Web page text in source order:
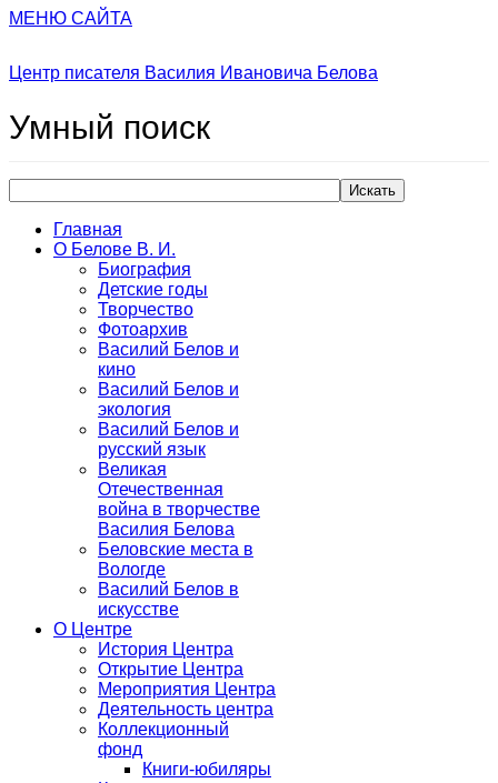
МЕНЮ САЙТА
Центр писателя Василия Ивановича Белова
Умный поиск
Искать
Главная
О Белове В. И.
Биография
Детские годы
Творчество
Фотоархив
Василий Белов и
кино
Василий Белов и
экология
Василий Белов и
русский язык
Великая
Отечественная
война в творчестве
Василия Белова
Беловские места в
Вологде
Василий Белов в
искусстве
О Центре
История Центра
Открытие Центра
Мероприятия Центра
Деятельность центра
Коллекционный
фонд
Книги-юбиляры